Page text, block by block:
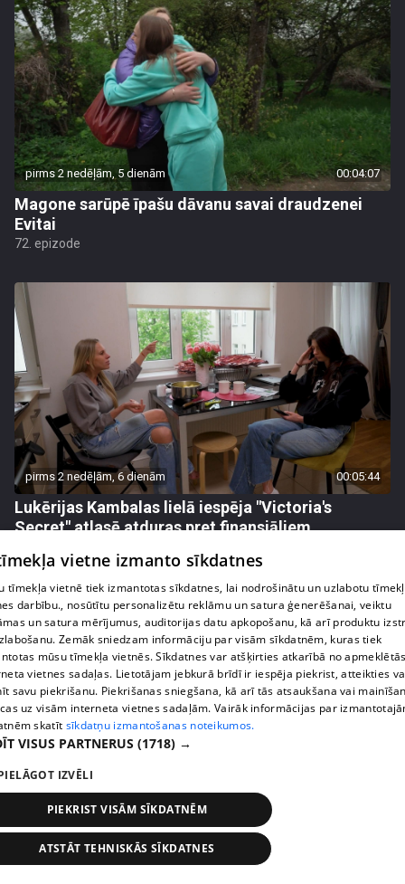
pirms 2 nedēļām, 5 dienām 00:04:07
Magone sarūpē īpašu dāvanu savai draudzenei
Evitai
72. epizode
pirms 2 nedēļām, 6 dienām 00:05:44
Lukērijas Kambalas lielā iespēja "Victoria's
Secret" atlasē atduras pret finansiāliem
71. epizode
pirms 2 nedēļām, 6 dienām
Margarita Kolosova atklāti par dronu radīto
nedrošības sajūtu Latgalē
72. epizode
vietne izmanto sīkdatnes
tīmekļa vietnē tiek izmantotas sīkdatnes, lai nodrošinātu un uzlabotu
darbību., nosūtītu personalizētu reklāmu un satura ģenerēšanai, veiktu
un satura mērījumus, auditorijas datu apkopošanu, kā arī produktu
Zemāk sniedzam informāciju par visām sīkdatnēm, kuras tiek
mūsu tīmekļa vietnēs. Sīkdatnes var atšķirties atkarībā no
vietnes sadaļas. Lietotājam jebkurā brīdī ir iespēja piekrist, atteikties
savu piekrišanu. Piekrišanas sniegšana, kā arī tās atsaukšana vai
uz visām interneta vietnes sadaļām. Vairāk informācijas par
skatīt sīkdatņu izmantošanas noteikumos.
VISUS PARTNERUS (1718) →
IZVĒLI
PIEKRIST VISĀM SĪKDATNĒM
ATSTĀT TEHNISKĀS SĪKDATNES